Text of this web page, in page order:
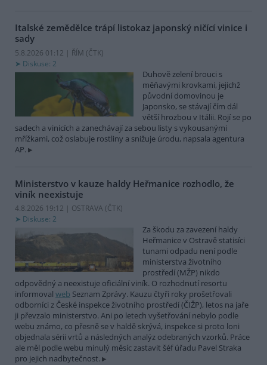
Italské zemědělce trápí listokaz japonský ničící vinice i
sady
5.8.2026 01:12 | ŘÍM (ČTK)
Diskuse: 2
Duhově zelení brouci s
měňavými krovkami, jejichž
původní domovinou je
Japonsko, se stávají čím dál
větší hrozbou v Itálii. Rojí se po
sadech a vinicích a zanechávají za sebou listy s vykousanými
mřížkami, což oslabuje rostliny a snižuje úrodu, napsala agentura
AP.
Ministerstvo v kauze haldy Heřmanice rozhodlo, že
viník neexistuje
4.8.2026 19:12 | OSTRAVA (ČTK)
Diskuse: 2
Za škodu za zavezení haldy
Heřmanice v Ostravě statisíci
tunami odpadu není podle
ministerstva životního
prostředí (MŽP) nikdo
odpovědný a neexistuje oficiální viník. O rozhodnutí resortu
informoval web Seznam Zprávy. Kauzu čtyři roky prošetřovali
odborníci z České inspekce životního prostředí (ČIŽP), letos na jaře
ji převzalo ministerstvo. Ani po letech vyšetřování nebylo podle
webu známo, co přesně se v haldě skrývá, inspekce si proto loni
objednala sérii vrtů a následných analýz odebraných vzorků. Práce
ale měl podle webu minulý měsíc zastavit šéf úřadu Pavel Straka
pro jejich nadbytečnost.